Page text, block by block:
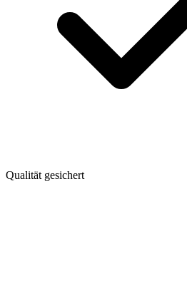
Qualität gesichert